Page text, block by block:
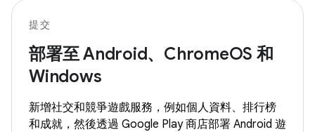
提交
部署至 Android、ChromeOS 和
Windows
新增社交和競爭遊戲服務，例如個人資料、排行榜
和成就，然後透過 Google Play 商店部署 Android 遊